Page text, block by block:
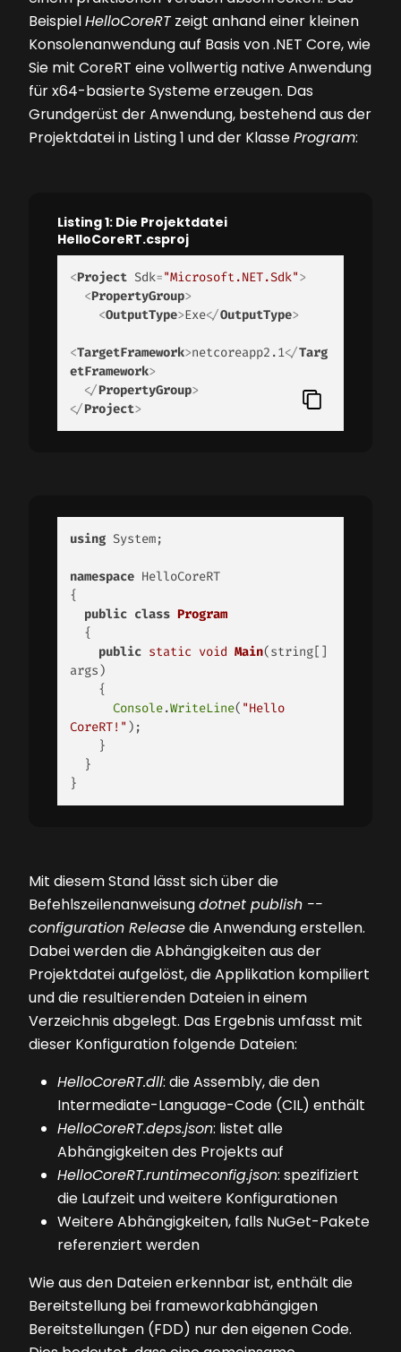
BeispielHelloCoreRTzeigt anhand einer kleinen
Konsolenanwendung auf Basis von .NET Core, wie
Sie mit CoreRT eine vollwertig native Anwendung
für x64-basierte Systeme erzeugen. Das
Grundgerüst der Anwendung, bestehend aus der
Projektdatei in Listing 1 und der KlasseProgram:
Listing 1: Die Projektdatei
HelloCoreRT.csproj
<Project Sdk="Microsoft.NET.Sdk">
<PropertyGroup>
<OutputType>Exe</OutputType>
<TargetFramework>netcoreapp2.1</Targ
etFramework>
</PropertyGroup>
</Project>
using System;
namespace HelloCoreRT
{
public class Program
public static void Main(string[]
args)
{
Console.WriteLine( "Hello
CoreRT!" );
}
Mit diesem Stand lässt sich über die
Befehlszeilenanweisungdotnet publish --
configuration Releasedie Anwendung erstellen.
Dabei werden die Abhängigkeiten aus der
Projekt­datei aufgelöst, die Applikation kompiliert
und die resultierenden Dateien in einem
Verzeichnis abgelegt. Das Ergebnis umfasst mit
dieser Konfiguration folgende Dateien:
HelloCoreRT.dll: die Assembly, die den
Intermediate-Language-Code (CIL) enthält
HelloCoreRT.deps.json: listet alle
Abhängigkeiten des Projekts auf
HelloCoreRT.runtimeconfig.json: spezifiziert
die Laufzeit und weitere Konfigurationen
Weitere Abhängigkeiten, falls NuGet-Pakete
referenziert werden
Wie aus den Dateien erkennbar ist, enthält die
Bereitstellung bei frameworkabhängigen
Bereitstellungen (FDD) nur den eigenen Code.